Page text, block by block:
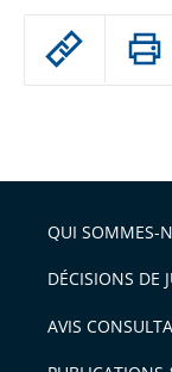
Passer
arriver
après
l'article
pour
avant
QUI SOMMES-
DÉCISIONS DE
AVIS